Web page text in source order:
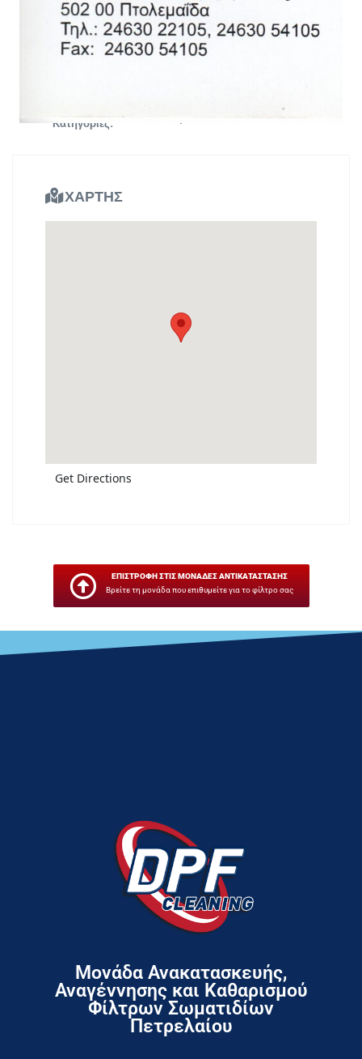
Κατηγορίες:
ΧΑΡΤΗΣ
Get Directions
ΕΠΙΣΤΡΟΦΗ ΣΤΙΣ ΜΟΝΑΔΕΣ ΑΝΤΙΚΑΤΑΣΤΑΣΗΣ
Βρείτε τη μονάδα που επιθυμείτε για το φίλτρο σας
Μονάδα Ανακατασκευής,
Αναγέννησης και Καθαρισμού
Φίλτρων Σωματιδίων
Πετρελαίου